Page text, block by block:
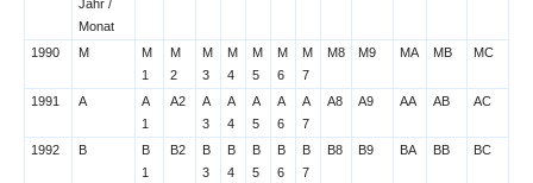
Jahr /
Monat
1990 M
M
1
M
2
M
3
M
4
M
5
M
6
M
7
M8 M9 MA MB MC
1991 A
A
1
A2
A
3
A
4
A
5
A
6
A
7
A8 A9 AA AB AC
1992 B
B
1
B2
B
3
B
4
B
5
B
6
B
7
B8 B9 BA BB BC